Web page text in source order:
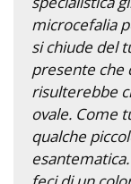
microcefalia
si chiude del
presente che
risulterebbe
ovale. Come
qualche